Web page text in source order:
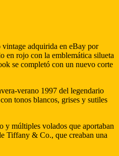
vintage adquirida en eBay por
en rojo con la emblemática silueta
se completó con un nuevo corte
verano 1997 del legendario
tonos blancos, grises y sutiles
y múltiples volados que aportaban
Tiffany & Co., que creaban una